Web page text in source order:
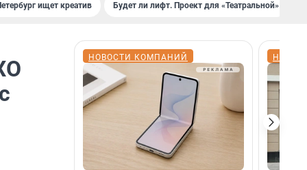
ищет креатив Будет ли лифт. Проект для «Театральной»
НОВОСТИ КОМПАНИЙ